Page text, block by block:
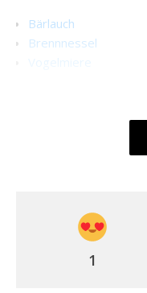
Bärlauch
Brennnessel
Vogelmiere
1